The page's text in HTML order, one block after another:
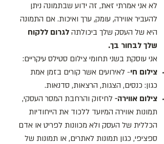
לא אני אמרתי זאת, זה ידוע שבתמונה ניתן
להעביר אווירה, עומק, ערך ואיכות. אם התמונה
היא של העסק שלך ביכולתה לגרום ללקוח
שלך לבחור בך.
אני עוסקת בשני תחומי צילום סטילס עיקריים:
צילום חי- לאירועים אשר קורים בזמן אמת
כגון: כנסים, הצגות, הרצאות, סדנאות.
צילום אווירה- לחיזוק והרחבת המסר העסקי,
תמונות אווירה המיועד ללכוד את הייחודיות
הכללית של העסק ולא מכוונות לפריט או אדם
ספציפי, כגון תמונות לאתרים, או תמונות של